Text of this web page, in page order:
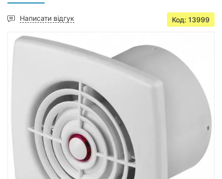
Написати відгук Код: 13999